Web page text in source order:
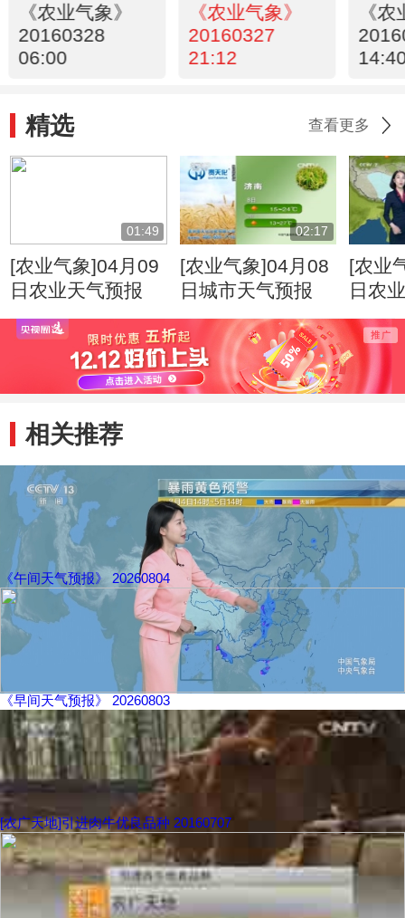
《农业气象》
20160328
06:00
《农业气象》
20160327
21:12
《
精选 查看更多
01:49
[农业气象]04月09
日农业天气预报
02:17
[农业气象]04月08
日城市天气预报
[农业
日农
相关推荐
《午间天气预报》 20260804
《早间天气预报》 20260803
[农广天地]引进肉牛优良品种 20160707